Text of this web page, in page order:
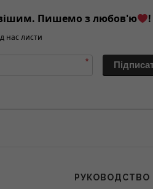
Пишемо з любов'ю !
нас листи
*
РУКОВОДСТВО